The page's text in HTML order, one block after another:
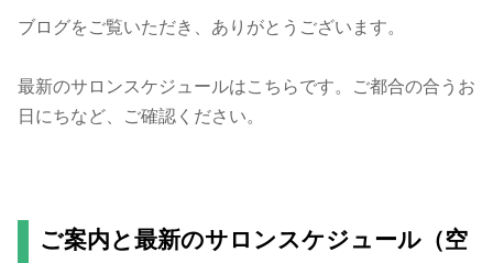
ブログをご覧いただき、ありがとうございます。
最新のサロンスケジュールはこちらです。ご都合の合うお
日にちなど、ご確認ください。
ご案内と最新のサロンスケジュール（空